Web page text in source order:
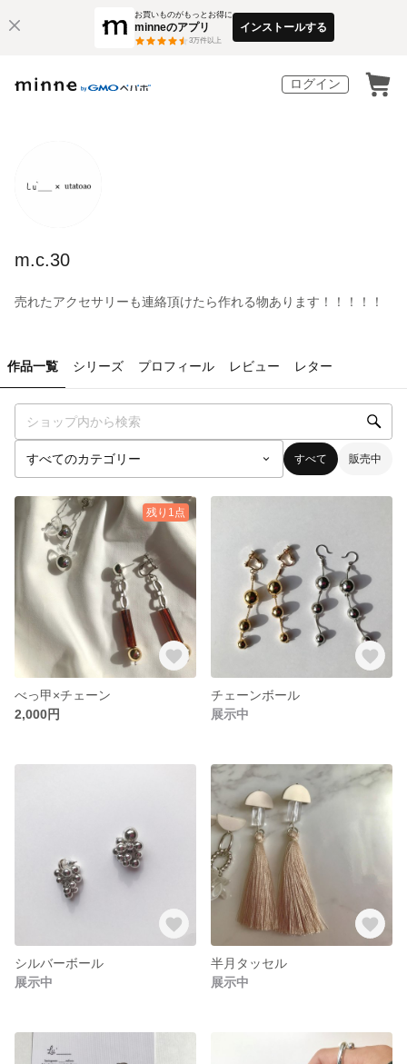
お買いものがもっとお得に
minneのアプリ
3万件以上
インストールする
ログイン
m.c.30
売れたアクセサリーも連絡頂けたら作れる物あります！！！！！
作品一覧 シリーズ プロフィール レビュー レター
すべて 販売中
残り1点
べっ甲×チェーン
2,000円
チェーンボール
展示中
シルバーボール
展示中
半月タッセル
展示中